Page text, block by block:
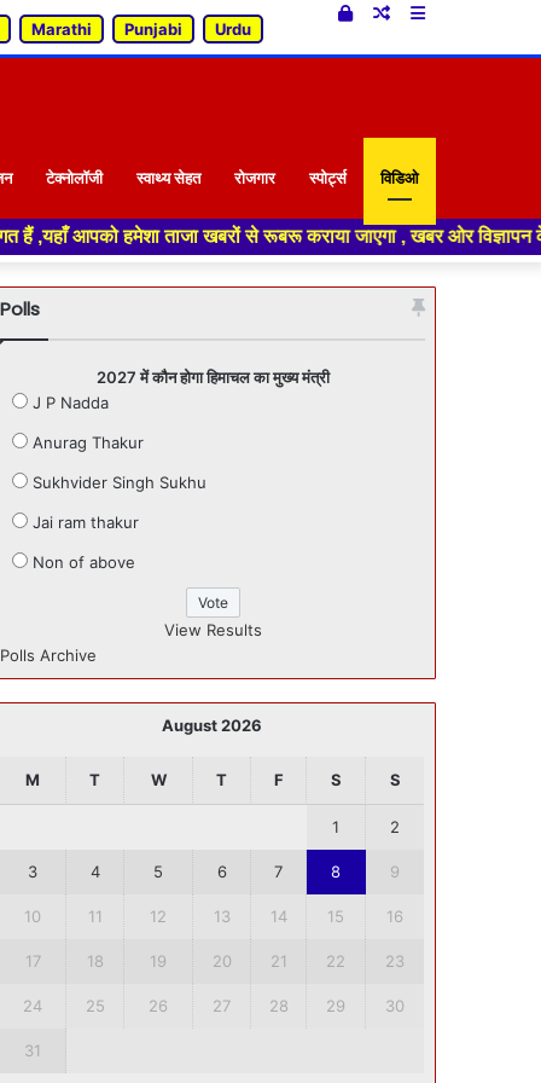
Marathi Punjabi Urdu
Sidebar
Random
Log
टेक्नोलॉजी स्वाथ्य सेहत रोजगार स्पोर्ट्स विडिओ
ताजा खबरों से रूबरू कराया जाएगा , खबर ओर विज्ञापन के लिए संपर्क
Polls
2027 में कौन होगा हिमाचल का मुख्य मंत्री
J P Nadda
Anurag Thakur
Sukhvider Singh Sukhu
Jai ram thakur
Non of above
View Results
Polls Archive
August 2026
M T W T F S S
1 2
3 4 5 6 7 8 9
10 11 12 13 14 15 16
17 18 19 20 21 22 23
24 25 26 27 28 29 30
31